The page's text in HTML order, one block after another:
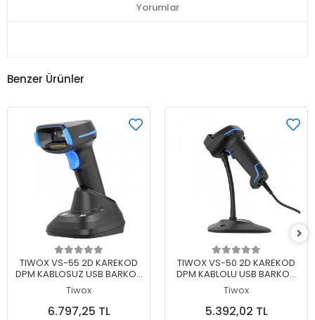
Yorumlar
Benzer Ürünler
Sepete Ekle
TIWOX VS-55 2D KAREKOD
DPM KABLOSUZ USB BARKOD
OKUYUCU BATARYA+
CRADLE
Tiwox
6.797,25 TL
Sepete Ekle
TIWOX VS-50 2D KAREKOD
DPM KABLOLU USB BARKOD
OKUYUCU + STAND
Tiwox
5.392,02 TL